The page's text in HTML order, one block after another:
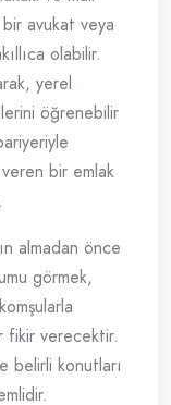
avukat veya
olabilir.
yerel
öğrenebilir
bir emlak
almadan önce
görmek,
fikir verecektir.
belirli konutları